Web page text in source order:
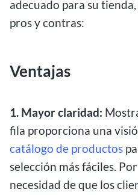
adecuado para su
pros y contras:
Ventajas
1. Mayor claridad:
fila proporciona una
catálogo de productos
selección más fáciles.
necesidad de que los